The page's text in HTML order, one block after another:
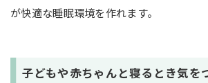
が快適な睡眠環境を作れます。
子どもや赤ちゃんと寝るとき気を